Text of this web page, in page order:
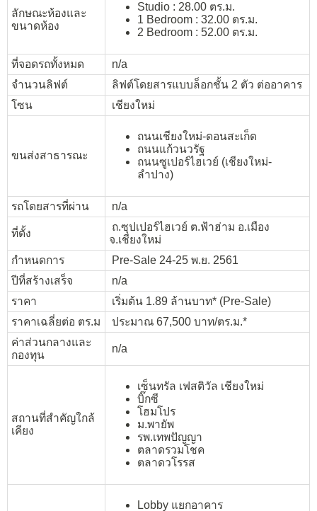
ลักษณะห้องและ
ขนาดห้อง
Studio : 28.00 ตร.ม.
1 Bedroom : 32.00 ตร.ม.
2 Bedroom : 52.00 ตร.ม.
ที่จอดรถทั้งหมด
n/a
จำนวนลิฟต์
ลิฟต์โดยสารแบบล็อกชั้น 2 ตัว ต่ออาคาร
โซน
เชียงใหม่
ขนส่งสาธารณะ
ถนนเชียงใหม่-ดอนสะเก็ด
ถนนแก้วนวรัฐ
ถนนซูเปอร์ไฮเวย์ (เชียงใหม่-
ลำปาง)
รถโดยสารที่ผ่าน n/a
ที่ตั้ง
ถ.ซุปเปอร์ไฮเวย์ ต.ฟ้าฮ่าม อ.เมือง
จ.เชียงใหม่
กำหนดการ
Pre-Sale 24-25 พ.ย. 2561
ปีที่สร้างเสร็จ
n/a
ราคา
เริ่มต้น 1.89 ล้านบาท* (Pre-Sale)
ราคาเฉลี่ยต่อ ตร.ม
ประมาณ 67,500 บาท/ตร.ม.*
ค่าส่วนกลางและ
กองทุน
n/a
สถานที่สำคัญใกล้
เคียง
เซ็นทรัล เฟสติวัล เชียงใหม่
บิ๊กซี
โฮมโปร
ม.พายัพ
รพ.เทพปัญญา
ตลาดรวมโชค
ตลาดวโรรส
Lobby แยกอาคาร